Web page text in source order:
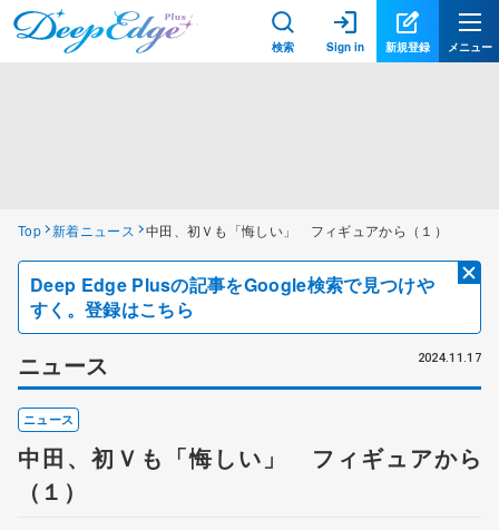
検索 Sign in 新規登録 メニュー
Top 新着ニュース 中田、初Ｖも「悔しい」 フィギュアから（１）
Deep Edge Plusの記事をGoogle検索で見つけや
すく。登録はこちら
ニュース 2024.11.17
ニュース
中田、初Ｖも「悔しい」 フィギュアから
（１）